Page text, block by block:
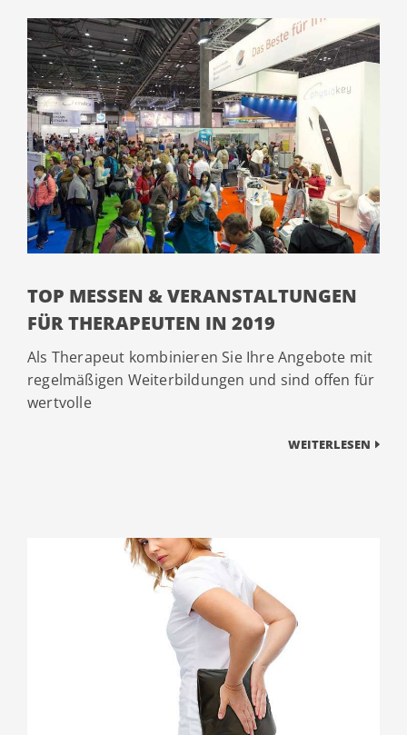
TOP MESSEN & VERANSTALTUNGEN
FÜR THERAPEUTEN IN 2019
Als Therapeut kombinieren Sie Ihre Angebote mit
regelmäßigen Weiterbildungen und sind offen für
wertvolle
WEITERLESEN